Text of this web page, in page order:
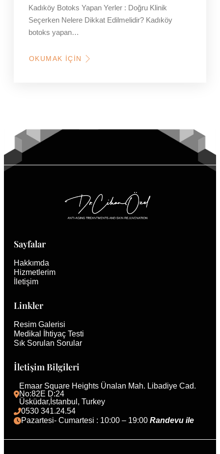
Kadıköy Botoks Yapan Yerler : Doğru Klinik
Seçerken Nelere Dikkat Edilmelidir? Kadıköy
botoks yapan…
OKUMAK İÇIN
HAKKINDA
Sayfalar
Hakkımda
Hizmetlerim
İletişim
Linkler
Resim Galerisi
Medikal İhtiyaç Testi
Sık Sorulan Sorular
İletişim Bilgileri
Emaar Square Heights Ünalan Mah. Libadiye Cad.
No:82E D:24
Üsküdar,İstanbul, Turkey
0530 341.24.54
Pazartesi- Cumartesi : 10:00 – 19:00 Randevu ile